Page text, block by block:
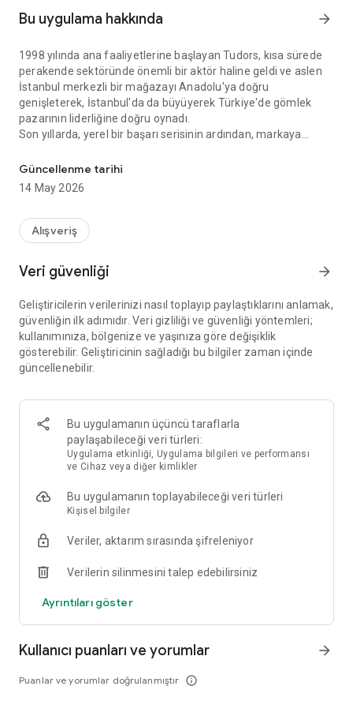
Bu uygulama hakkında arrow_forward
1998 yılında ana faaliyetlerine başlayan Tudors, kısa sürede
perakende sektöründe önemli bir aktör haline geldi ve aslen
İstanbul merkezli bir mağazayı Anadolu'ya doğru
genişleterek, İstanbul'da da büyüyerek Türkiye'de gömlek
pazarının liderliğine doğru oynadı.
Son yıllarda, yerel bir başarı serisinin ardından, markaya
uluslararası olmaya olan ilgisi vardı.
Sadece 2 yıl gibi çok kısa bir zaman diliminde, Tudors
bayrağını 14'ten fazla ülkeye yerleştirmiş ve sürekli yenilenen
dünyanın en başarılı gömlek markası olma hedefiyle aralıksız
devam etmektedir. Hedef tüketicinin taleplerini karşılama
Güncellenme tarihi
14 May 2026
Alışveriş
Veri güvenliği arrow_forward
Geliştiricilerin verilerinizi nasıl toplayıp paylaştıklarını anlamak,
güvenliğin ilk adımıdır. Veri gizliliği ve güvenliği yöntemleri;
kullanımınıza, bölgenize ve yaşınıza göre değişiklik
gösterebilir. Geliştiricinin sağladığı bu bilgiler zaman içinde
güncellenebilir.
Bu uygulamanın üçüncü taraflarla
paylaşabileceği veri türleri:
Uygulama etkinliği, Uygulama bilgileri ve performansı
ve Cihaz veya diğer kimlikler
Bu uygulamanın toplayabileceği veri türleri
Kişisel bilgiler
Veriler, aktarım sırasında şifreleniyor
Verilerin silinmesini talep edebilirsiniz
Ayrıntıları göster
Kullanıcı puanları ve yorumlar
Puanlar ve yorumlar doğrulanmıştır info_outline
arrow_forward